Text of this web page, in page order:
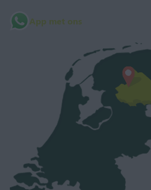
App met ons